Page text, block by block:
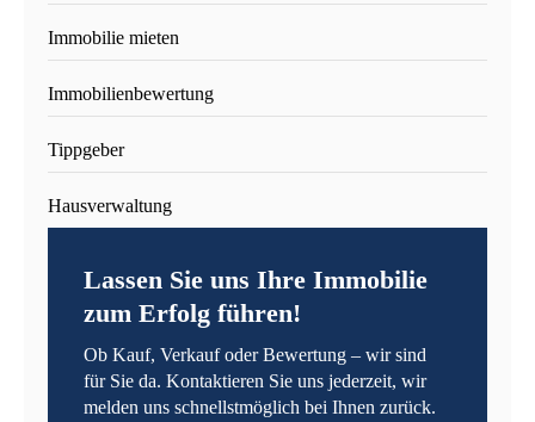
Immobilie mieten
Immobilienbewertung
Tippgeber
Hausverwaltung
Lassen Sie uns Ihre Immobilie
zum Erfolg führen!
Ob Kauf, Verkauf oder Bewertung – wir sind
für Sie da. Kontaktieren Sie uns jederzeit, wir
melden uns schnellstmöglich bei Ihnen zurück.